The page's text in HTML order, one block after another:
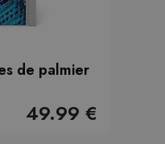
de palmier
49.99 €